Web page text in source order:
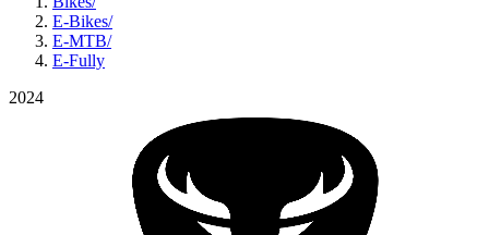
E-Bikes/
E-MTB/
E-Fully
2024